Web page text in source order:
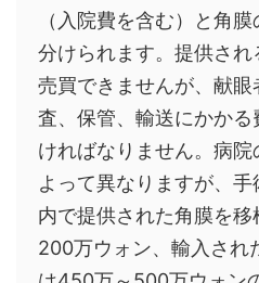
（入院費を含む）と角
分けられます。提供さ
売買できませんが、献
査、保管、輸送にかか
ければなりません。病
よって異なりますが、
内で提供された角膜を移
200万ウォン、輸入され